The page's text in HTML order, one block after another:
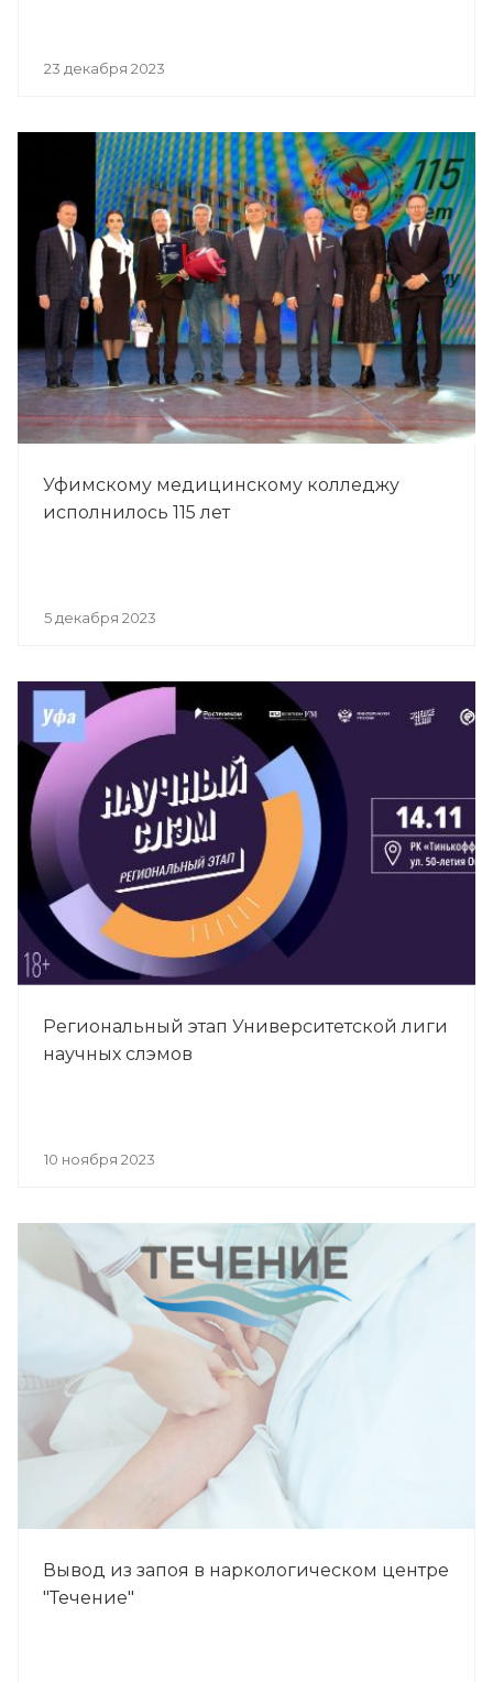
23 декабря 2023
Уфимскому медицинскому колледжу
исполнилось 115 лет
5 декабря 2023
Региональный этап Университетской лиги
научных слэмов
10 ноября 2023
Вывод из запоя в наркологическом центре
"Течение"